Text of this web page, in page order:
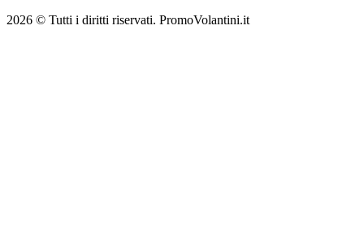
2026 © Tutti i diritti riservati. PromoVolantini.it